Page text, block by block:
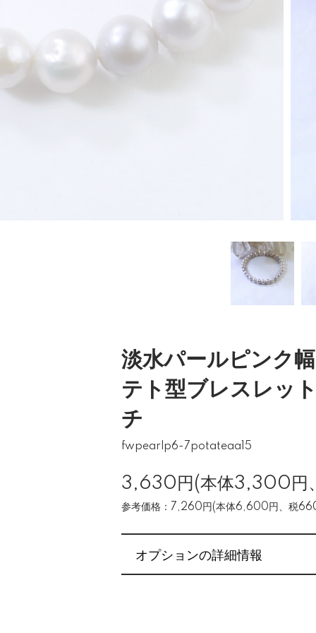
淡水パールピンク
テト型ブレスレッ
チ
fwpearlp6-7potateaa15
3,630円(本体3,300円
参考価格：7,260円(本体6,600円、税
オプションの詳細情報